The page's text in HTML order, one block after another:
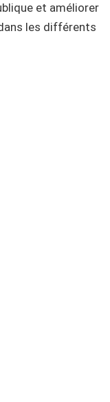
et améliorer
les différents